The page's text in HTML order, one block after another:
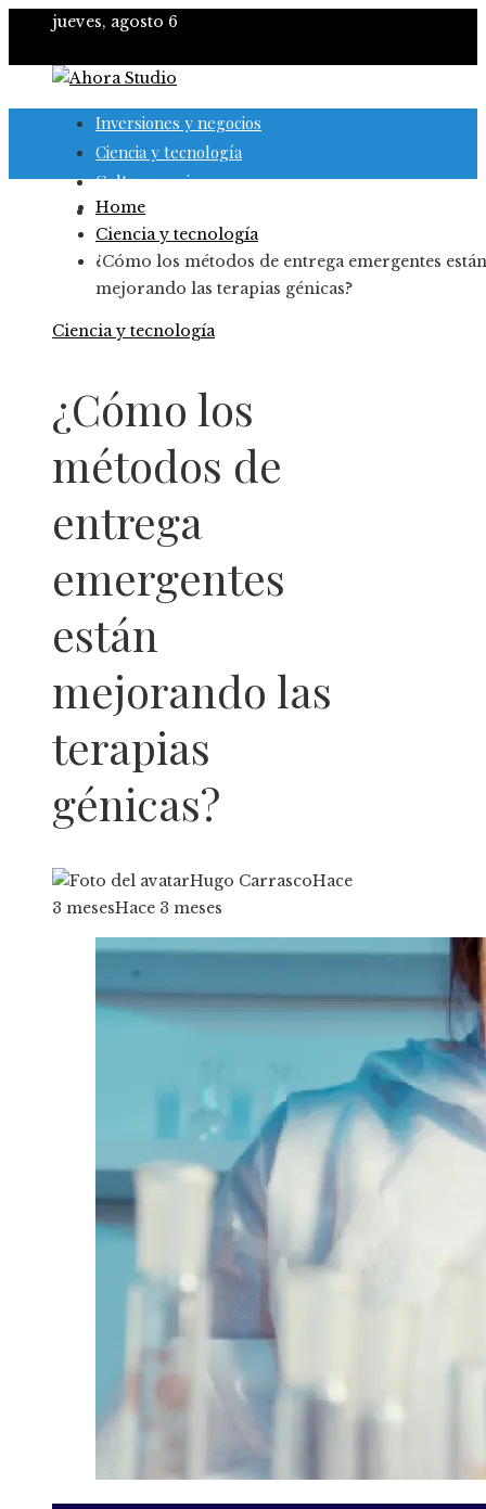
jueves, agosto 6
Inversiones y negocios
Ciencia y tecnología
Cultura y ocio
Responsabilidad social
Home
Ciencia y tecnología
¿Cómo los métodos de entrega emergentes están
mejorando las terapias génicas?
Ciencia y tecnología
¿Cómo los
métodos de
entrega
emergentes
están
mejorando las
terapias
génicas?
Hugo CarrascoHace
3 mesesHace 3 meses